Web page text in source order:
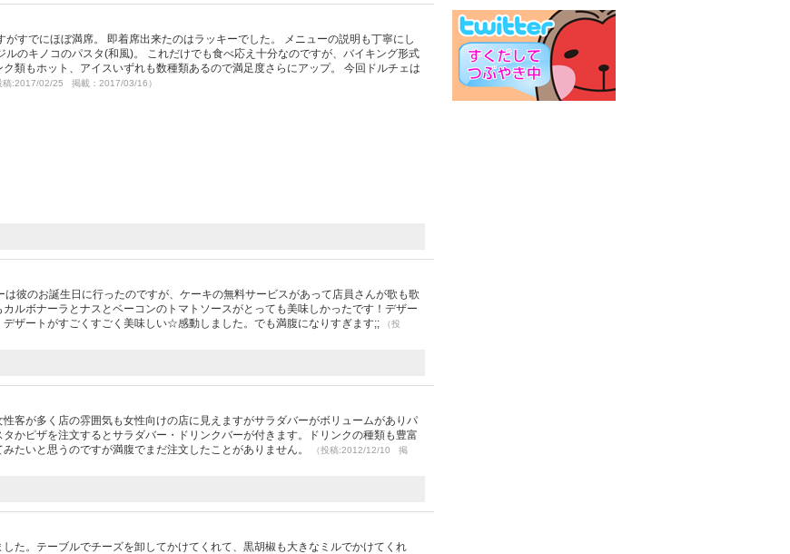
すでにほぼ満席。 即着席出来たのはラッキーでした。 メニューの説明も丁寧にし
のキノコのパスタ(和風)。 これだけでも食べ応え十分なのですが、バイキング形式
類もホット、アイスいずれも数種類あるので満足度さらにアップ。 今回ドルチェは
稿:2017/02/25 掲載：2017/03/16）
彼のお誕生日に行ったのですが、ケーキの無料サービスがあって店員さんが歌も歌
ルボナーラとナスとベーコンのトマトソースがとっても美味しかったです！デザー
ザートがすごくすごく美味しい☆感動しました。でも満腹になりすぎます;;
（投
客が多く店の雰囲気も女性向けの店に見えますがサラダバーがボリュームがありパ
かピザを注文するとサラダバー・ドリンクバーが付きます。ドリンクの種類も豊富
たいと思うのですが満腹でまだ注文したことがありません。
（投稿:2012/12/10 掲
た。テーブルでチーズを卸してかけてくれて、黒胡椒も大きなミルでかけてくれ